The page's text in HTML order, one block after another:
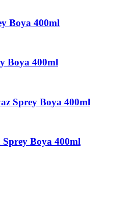
Boya 400ml
Boya 400ml
Sprey Boya 400ml
Boya 400ml